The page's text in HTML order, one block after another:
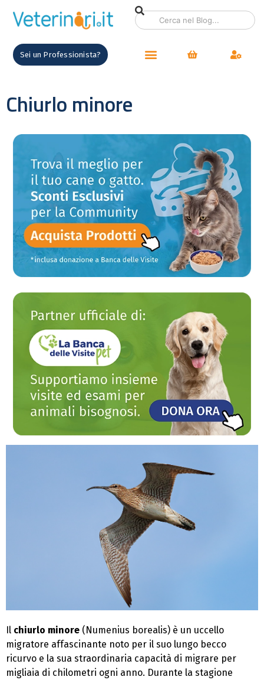
Sei un Professionista?
Chiurlo minore
Il chiurlo minore (Numenius borealis) è un uccello
migratore affascinante noto per il suo lungo becco
ricurvo e la sua straordinaria capacità di migrare per
migliaia di chilometri ogni anno. Durante la stagione